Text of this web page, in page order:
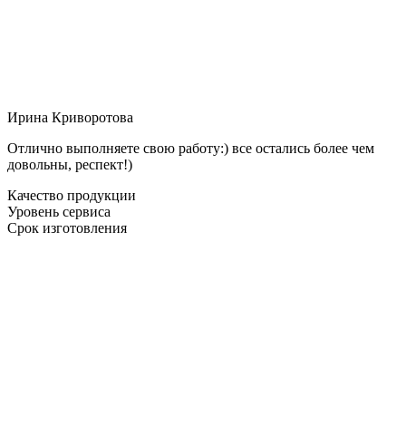
Ирина Криворотова
Отлично выполняете свою работу:) все остались более чем
довольны, респект!)
Качество продукции
Уровень сервиса
Срок изготовления